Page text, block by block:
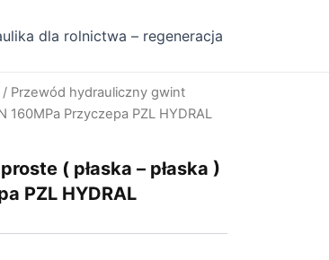
dla rolnictwa – regeneracja
/ Przewód hydrauliczny gwint
160MPa Przyczepa PZL HYDRAL
( płaska – płaska )
PZL HYDRAL